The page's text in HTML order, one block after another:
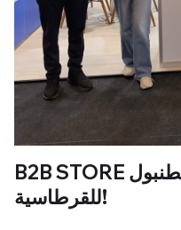
B2B STORE في معرض إسطنبول
للقرطاسية!